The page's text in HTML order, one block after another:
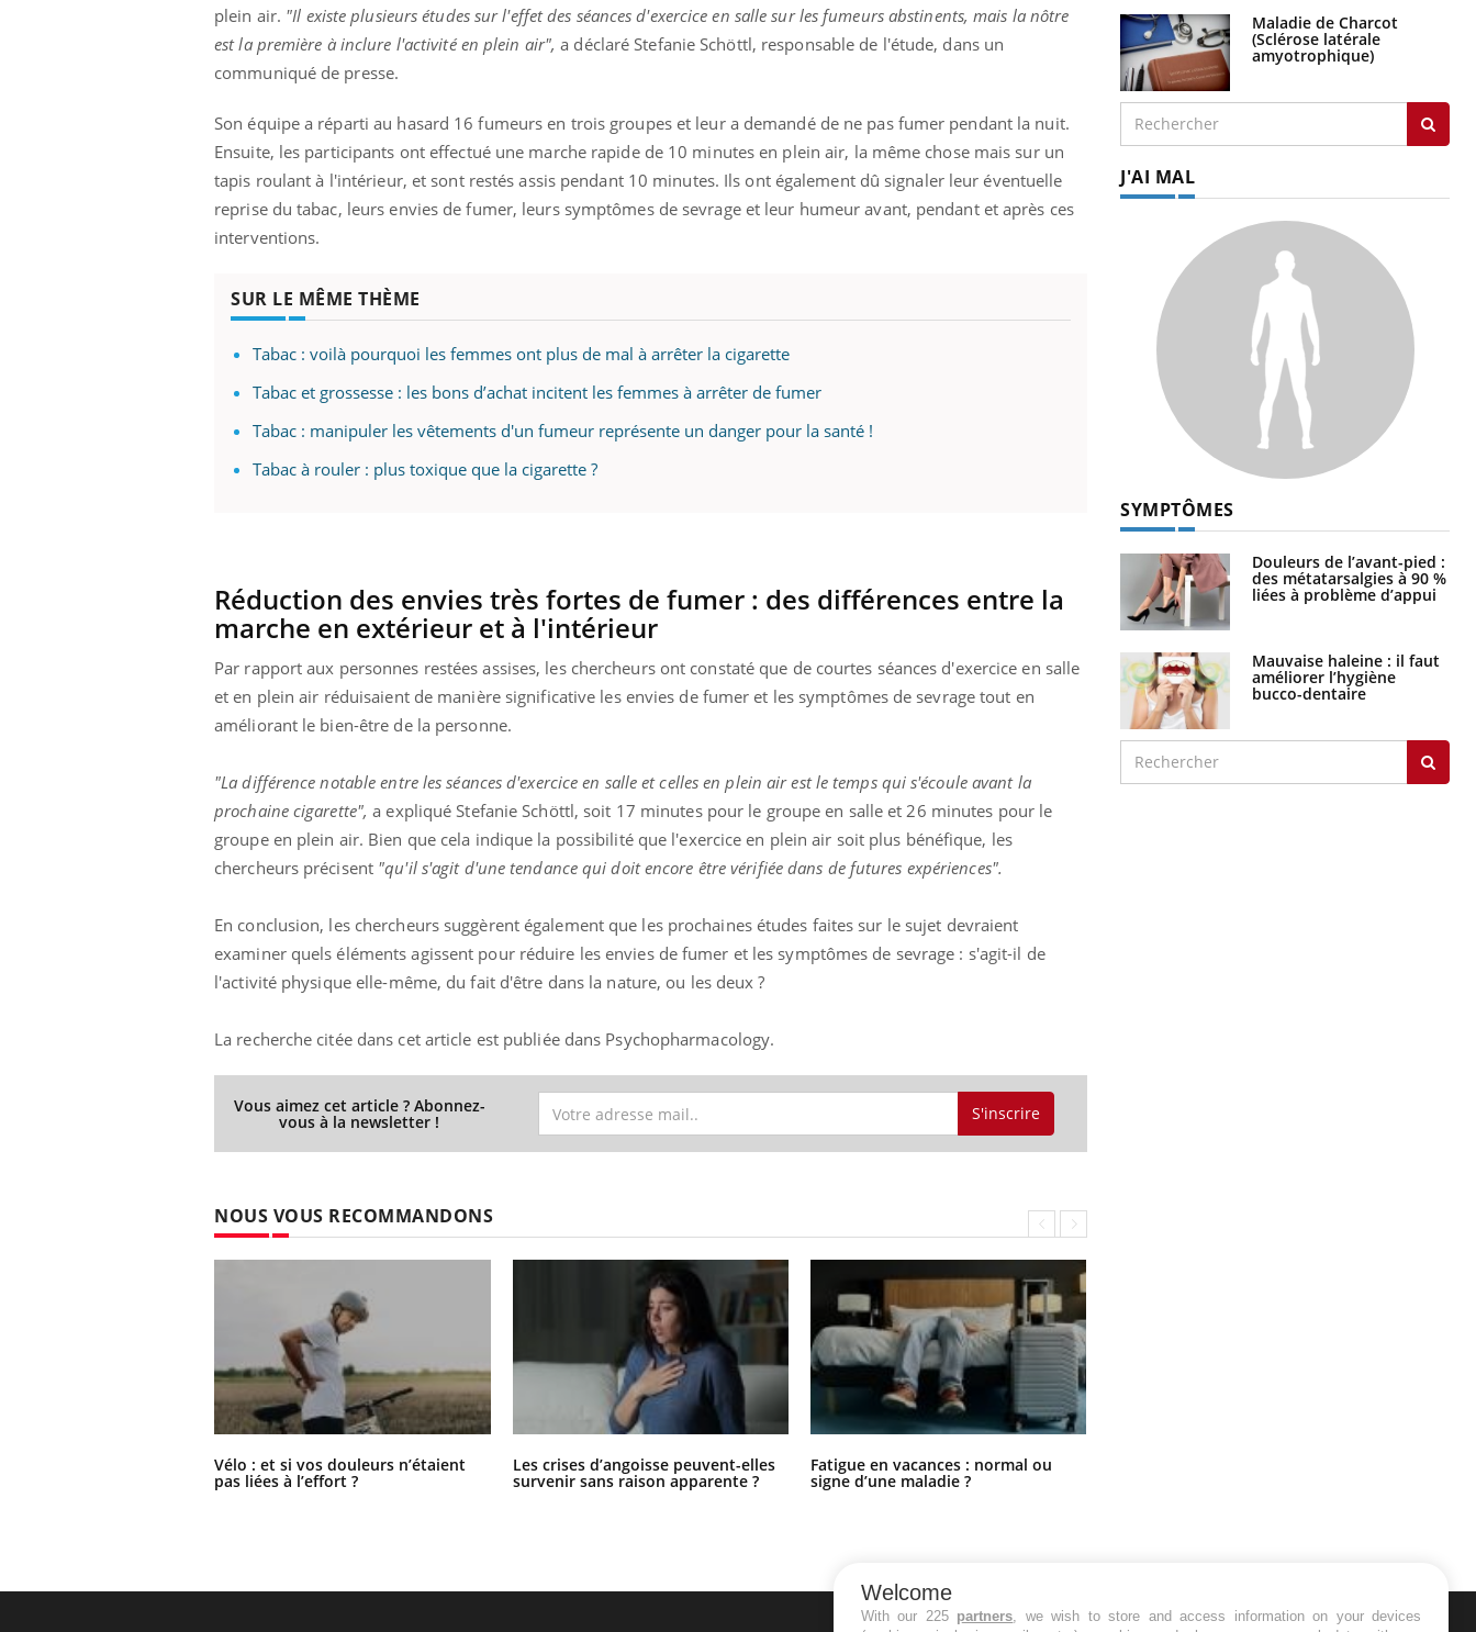
plein air. "Il existe plusieurs études sur l'effet des séances d'exercice en salle sur les fumeurs abstinents, mais la nôtre
est la première à inclure l'activité en plein air", a déclaré Stefanie Schöttl, responsable de l'étude, dans un
communiqué de presse.
Son équipe a réparti au hasard 16 fumeurs en trois groupes et leur a demandé de ne pas fumer pendant la nuit.
Ensuite, les participants ont effectué une marche rapide de 10 minutes en plein air, la même chose mais sur un
tapis roulant à l'intérieur, et sont restés assis pendant 10 minutes. Ils ont également dû signaler leur éventuelle
reprise du tabac, leurs envies de fumer, leurs symptômes de sevrage et leur humeur avant, pendant et après ces
interventions.
SUR LE MÊME THÈME
Tabac : voilà pourquoi les femmes ont plus de mal à arrêter la cigarette
Tabac et grossesse : les bons d’achat incitent les femmes à arrêter de fumer
Tabac : manipuler les vêtements d'un fumeur représente un danger pour la santé !
Tabac à rouler : plus toxique que la cigarette ?
Réduction des envies très fortes de fumer : des différences entre la
marche en extérieur et à l'intérieur
Par rapport aux personnes restées assises, les chercheurs ont constaté que de courtes séances d'exercice en salle
et en plein air réduisaient de manière significative les envies de fumer et les symptômes de sevrage tout en
améliorant le bien-être de la personne.
"La différence notable entre les séances d'exercice en salle et celles en plein air est le temps qui s'écoule avant la
prochaine cigarette", a expliqué Stefanie Schöttl, soit 17 minutes pour le groupe en salle et 26 minutes pour le
groupe en plein air. Bien que cela indique la possibilité que l'exercice en plein air soit plus bénéfique, les
chercheurs précisent "qu'il s'agit d'une tendance qui doit encore être vérifiée dans de futures expériences".
En conclusion, les chercheurs suggèrent également que les prochaines études faites sur le sujet devraient
examiner quels éléments agissent pour réduire les envies de fumer et les symptômes de sevrage : s'agit-il de
l'activité physique elle-même, du fait d'être dans la nature, ou les deux ?
La recherche citée dans cet article est publiée dans Psychopharmacology.
Vous aimez cet article ? Abonnez-
vous à la newsletter ! S'inscrire
NOUS VOUS RECOMMANDONS
Vélo : et si vos douleurs n’étaient
pas liées à l’effort ?
Les crises d’angoisse peuvent-elles
survenir sans raison apparente ?
Fatigue en vacances : normal ou
signe d’une maladie ?
Maladie de Charcot
(Sclérose latérale
amyotrophique)
J'AI MAL
SYMPTÔMES
Douleurs de l’avant-pied :
des métatarsalgies à 90 %
liées à problème d’appui
Mauvaise haleine : il faut
améliorer l’hygiène
bucco-dentaire
Welcome
With our 225 partners, we wish to store and access information on your devices